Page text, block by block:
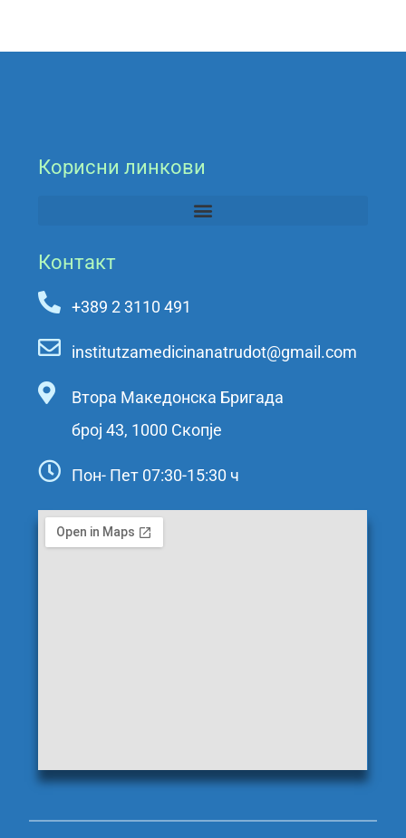
Корисни линкови
Контакт
+389 2 3110 491
institutzamedicinanatrudot@gmail.com
Втора Македонска Бригада
број 43, 1000 Скопје
Пон- Пет 07:30-15:30 ч